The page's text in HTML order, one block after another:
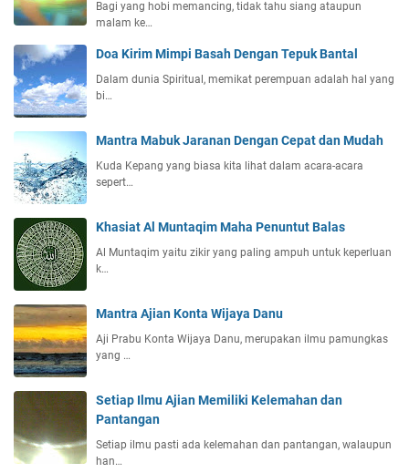
Bagi yang hobi memancing, tidak tahu siang ataupun
malam ke…
Doa Kirim Mimpi Basah Dengan Tepuk Bantal
Dalam dunia Spiritual, memikat perempuan adalah hal yang
bi…
Mantra Mabuk Jaranan Dengan Cepat dan Mudah
Kuda Kepang yang biasa kita lihat dalam acara-acara
sepert…
Khasiat Al Muntaqim Maha Penuntut Balas
Al Muntaqim yaitu zikir yang paling ampuh untuk keperluan
k…
Mantra Ajian Konta Wijaya Danu
Aji Prabu Konta Wijaya Danu, merupakan ilmu pamungkas
yang …
Setiap Ilmu Ajian Memiliki Kelemahan dan
Pantangan
Setiap ilmu pasti ada kelemahan dan pantangan, walaupun
han…